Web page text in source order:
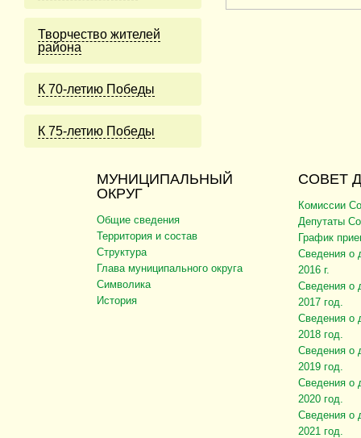
Творчество жителей
района
К 70-летию Победы
К 75-летию Победы
МУНИЦИПАЛЬНЫЙ
ОКРУГ
Общие сведения
Территория и состав
Структура
Глава муниципального округа
Символика
История
СОВЕТ
Комиссии
Депутаты
График
Сведения о
2016 г.
Сведения о
2017 год.
Сведения о
2018 год.
Сведения о
2019 год.
Сведения о
2020 год.
Сведения о
2021 год.